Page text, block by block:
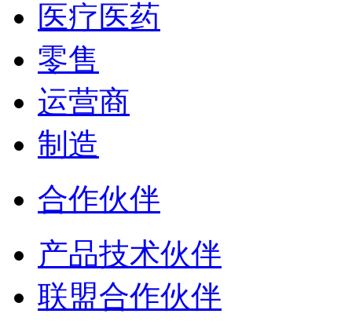
医疗医药
零售
运营商
制造
合作伙伴
产品技术伙伴
联盟合作伙伴